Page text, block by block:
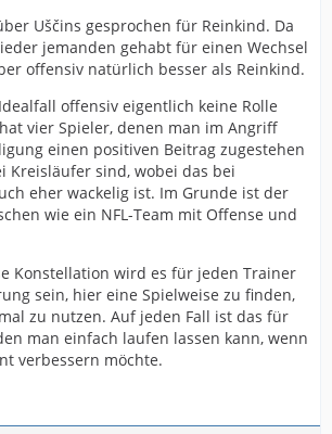
Uščins gesprochen für Reinkind. Da
jemanden gehabt für einen Wechsel
offensiv natürlich besser als Reinkind.
offensiv eigentlich keine Rolle
vier Spieler, denen man im Angriff
einen positiven Beitrag zugestehen
Kreisläufer sind, wobei das bei
eher wackelig ist. Im Grunde ist der
wie ein NFL-Team mit Offense und
Konstellation wird es für jeden Trainer
sein, hier eine Spielweise zu finden,
zu nutzen. Auf jeden Fall ist das für
man einfach laufen lassen kann, wenn
verbessern möchte.